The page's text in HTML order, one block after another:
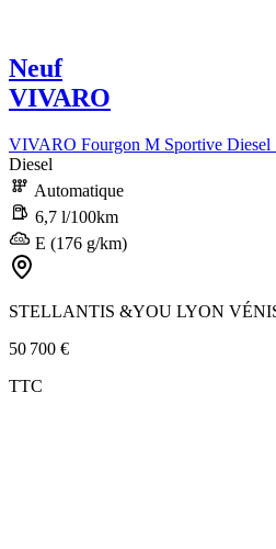
Neuf
VIVARO
VIVARO Fourgon M Sportive Diesel
Diesel
Automatique
6,7 l/100km
E (176 g/km)
STELLANTIS &YOU LYON
50 700 €
TTC